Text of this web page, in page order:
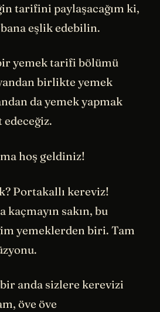
tarifini paylaşacağım ki,
eşlik edebilin.
yemek tarifi bölümü
birlikte yemek
da yemek yapmak
edeceğiz.
hoş geldiniz!
Portakallı kereviz!
kaçmayın sakın, bu
yemeklerden biri. Tam
anda sizlere kerevizi
öve öve